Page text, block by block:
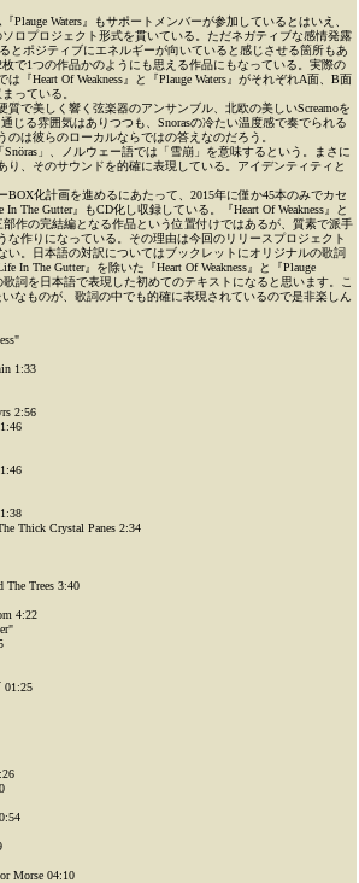
Plauge Waters』もサポートメンバーが参加しているとはいえ、
ロプロジェクト形式を貫いている。ただネガティブな感情発露
とポジティブにエネルギーが向いていると感じさせる箇所もあ
で1つの作品かのようにも思える作品にもなっている。実際の
『Heart Of Weakness』と『Plauge Waters』がそれぞれA面、B面
っている。
質で美しく響く弦楽器のアンサンブル、北欧の美しいScreamoを
じる雰囲気はありつつも、Snorasの冷たい温度感で奏でられる
のは彼らのローカルならではの答えなのだろう。
Snöras」、ノルウェー語では「雪崩」を意味するという。まさに
り、そのサウンドを的確に表現している。アイデンティティと
BOX化計画を進めるにあたって、2015年に僅か45本のみでカセ
The Gutter』もCD化し収録している。『Heart Of Weakness』と
部作の完結編となる作品という位置付けではあるが、質素で派手
な作りになっている。その理由は今回のリリースプロジェクト
い。日本語の対訳についてはブックレットにオリジナルの歌詞
In The Gutter』を除いた『Heart Of Weakness』と『Plauge
歌詞を日本語で表現した初めてのテキストになると思います。こ
なものが、歌詞の中でも的確に表現されているので是非楽しん
1:33
2:56
Thick Crystal Panes 2:34
The Trees 3:40
4:22
01:25
Morse 04:10